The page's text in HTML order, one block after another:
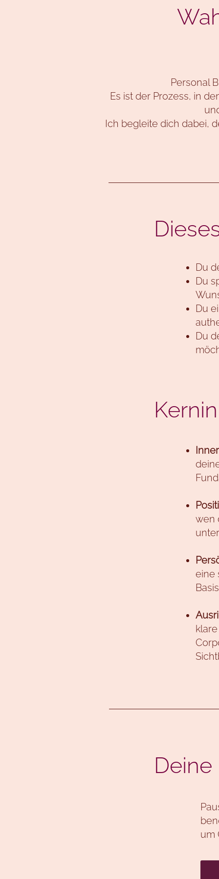
Personal
Es ist der Prozess, in
Ich begleite dich dabei,
Du
Du
Du
Du
wen
eine
um